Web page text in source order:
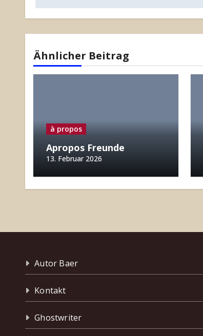
Ähnlicher Beitrag
à propos
Apropos Freunde
13. Februar 2026
Autor Baer
Kontakt
Ghostwriter